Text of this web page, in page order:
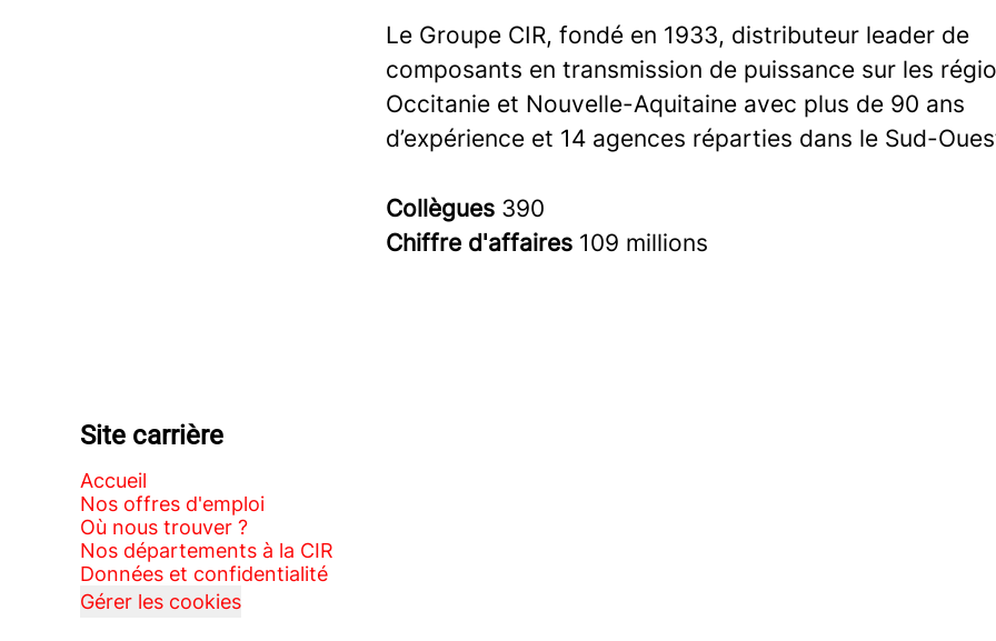
Le Groupe CIR, fondé en 1933, distributeur leader de
composants en transmission de puissance sur les
Occitanie et Nouvelle-Aquitaine avec plus de 90 ans
d’expérience et 14 agences réparties dans le Sud-
Collègues 390
Chiffre d'affaires 109 millions
Site carrière
Accueil
Nos offres d'emploi
Où nous trouver ?
Nos départements à la CIR
Données et confidentialité
Gérer les cookies